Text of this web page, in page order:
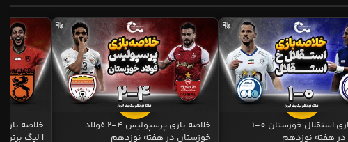
خلاصه بازی استقلال خوزستان 0-1
در هفته نوزدهم
خلاصه بازی پرسپولیس 4-2 فولاد
خوزستان در هفته نوزدهم
| لیگ برتر